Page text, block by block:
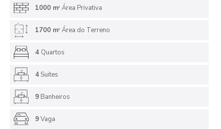
1000 m2 Área Privativa
1700 m2 Área do Terreno
4 Quartos
4Suites
9Banheiros
9Vaga